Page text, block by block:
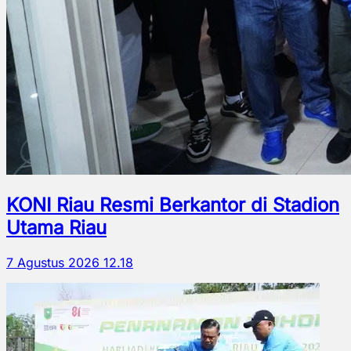
KONI Riau Resmi Berkantor di Stadion
Utama Riau
7 Agustus 2026 12.18